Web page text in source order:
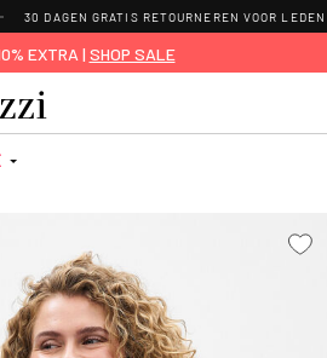
30 DAGEN GRATIS RETOURNEREN VOOR LEDEN
EXTRA | SHOP SALE